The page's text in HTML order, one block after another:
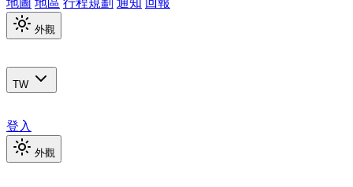
外觀
TW
登入
外觀